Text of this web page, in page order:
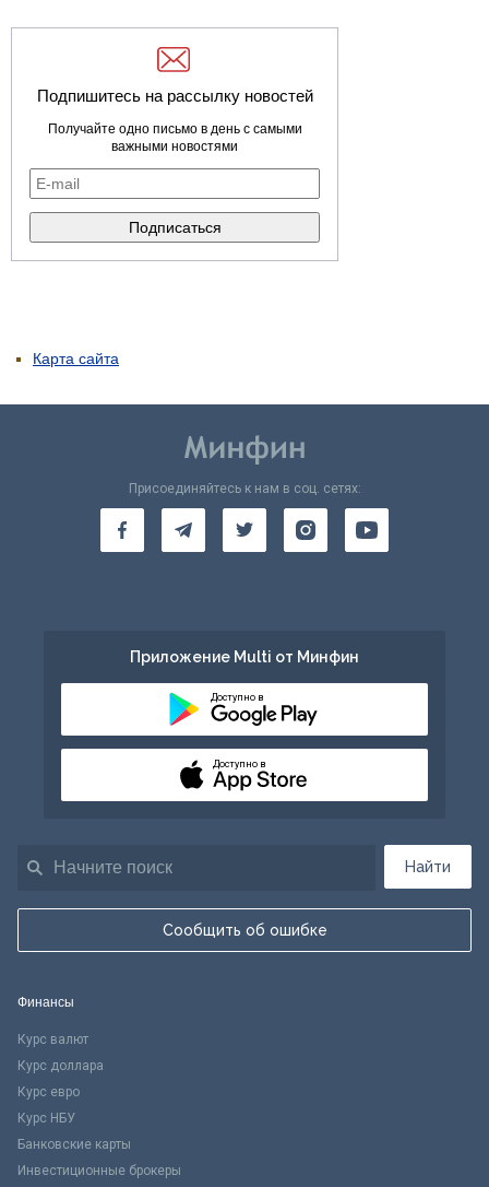
Подпишитесь на рассылку новостей
Получайте одно письмо в день с самыми
важными новостями
Карта сайта
Найти
Сообщить об ошибке
Присоединяйтесь к нам в соц. сетях:
Приложение Multi от Минфин
Доступно в
Доступно в
Финансы
Курс валют
Курс доллара
Курс евро
Курс НБУ
Банковские карты
Инвестиционные брокеры